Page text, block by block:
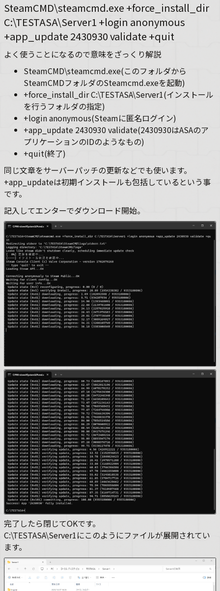
SteamCMD\steamcmd.exe +force_install_dir
C:\TESTASA\Server1 +login anonymous
+app_update 2430930 validate +quit
よく使うことになるので意味をざっくり解説
SteamCMD\steamcmd.exe(このフォルダから
SteamCMDフォルダのSteamcmd.exeを起動)
+force_install_dir C:\TESTASA\Server1(インストール
を行うフォルダの指定)
+login anonymous(Steamに匿名ログイン)
+app_update 2430930 validate(2430930はASAのア
プリケーションのIDのようなもの)
+quit(終了)
同じ文章をサーバーパッチの更新などでも使います。
+app_updateは初期インストールも包括しているという事
です。
記入してエンターでダウンロード開始。
完了したら閉じてOKです。
C:\TESTASA\Server1にこのようにファイルが展開されてい
ます。